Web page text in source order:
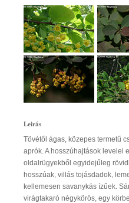
Leirás
Tövétől ágas, közepes termetű
aprók. A hosszúhajtások levelei
oldalrügyekből egyidejűleg
hosszúak, villás tojásdadok,
kellemesen savanykás ízűek.
virágtakaró négykörös, egy